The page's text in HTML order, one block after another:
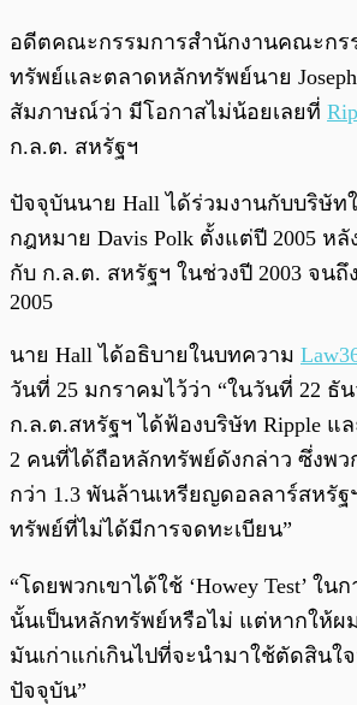
อดีตคณะกรรมการสำนักงานคณะกร
ทรัพย์และตลาดหลักทรัพย์นาย
สัมภาษณ์ว่า มีโอกาสไม่น้อยเลยที่
ก.ล.ต. สหรัฐฯ
ปัจจุบันนาย Hall ได้ร่วมงานกับบริษัท
กฎหมาย Davis Polk ตั้งแต่ปี 2005 ห
กับ ก.ล.ต. สหรัฐฯ ในช่วงปี 2003 จน
2005
นาย Hall ได้อธิบายในบทความ
วันที่ 25 มกราคมไว้ว่า “ในวันที่ 22 ธั
ก.ล.ต.สหรัฐฯ ได้ฟ้องบริษัท Ripple แ
2 คนที่ได้ถือหลักทรัพย์ดังกล่าว ซึ่งพว
กว่า 1.3 พันล้านเหรียญดอลลาร์สหรั
ทรัพย์ที่ไม่ได้มีการจดทะเบียน”
“โดยพวกเขาได้ใช้ ‘Howey Test’ ใน
นั้นเป็นหลักทรัพย์หรือไม่ แต่หากให้ผ
มันเก่าแก่เกินไปที่จะนำมาใช้ตัดสินใ
ปัจจุบัน”